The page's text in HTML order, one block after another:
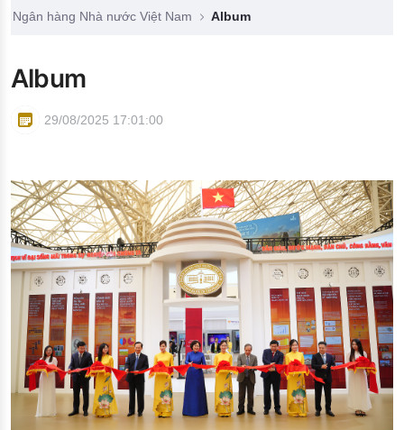
Đào tạo ISO
Ngân hàng Nhà nước Việt Nam Album
Album
29/08/2025 17:01:00